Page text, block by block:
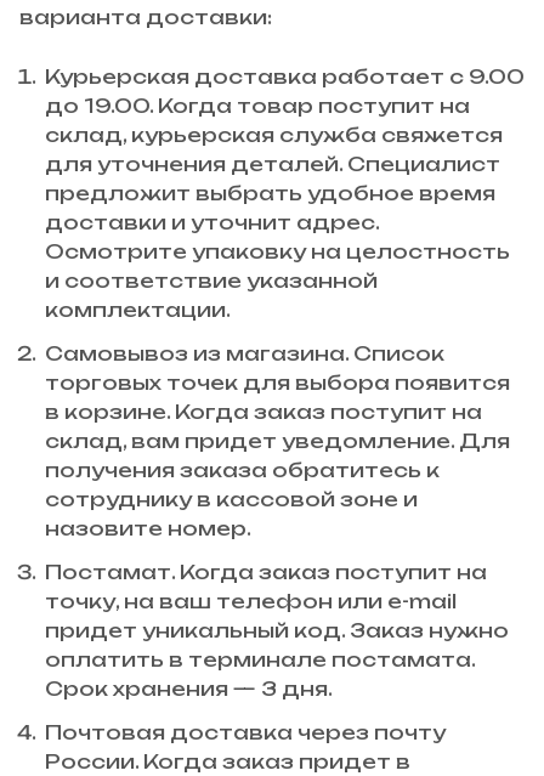
варианта доставки:
Курьерская доставка работает с 9.00
до 19.00. Когда товар поступит на
склад, курьерская служба свяжется
для уточнения деталей. Специалист
предложит выбрать удобное время
доставки и уточнит адрес.
Осмотрите упаковку на целостность
и соответствие указанной
комплектации.
Самовывоз из магазина. Список
торговых точек для выбора появится
в корзине. Когда заказ поступит на
склад, вам придет уведомление. Для
получения заказа обратитесь к
сотруднику в кассовой зоне и
назовите номер.
Постамат. Когда заказ поступит на
точку, на ваш телефон или e-mail
придет уникальный код. Заказ нужно
оплатить в терминале постамата.
Срок хранения — 3 дня.
Почтовая доставка через почту
России. Когда заказ придет в